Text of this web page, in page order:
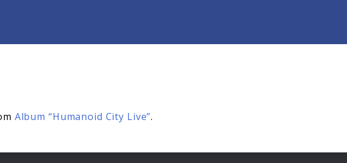
Album “Humanoid City Live”.